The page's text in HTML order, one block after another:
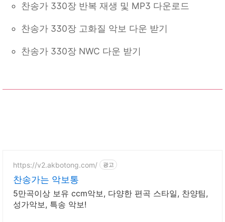
찬송가 330장 반복 재생 및 MP3 다운로드
찬송가 330장 고화질 악보 다운 받기
찬송가 330장 NWC 다운 받기
https://v2.akbotong.com/ 광고
찬송가는 악보통
5만곡이상 보유 ccm악보, 다양한 편곡 스타일, 찬양팀,
성가악보, 특송 악보!